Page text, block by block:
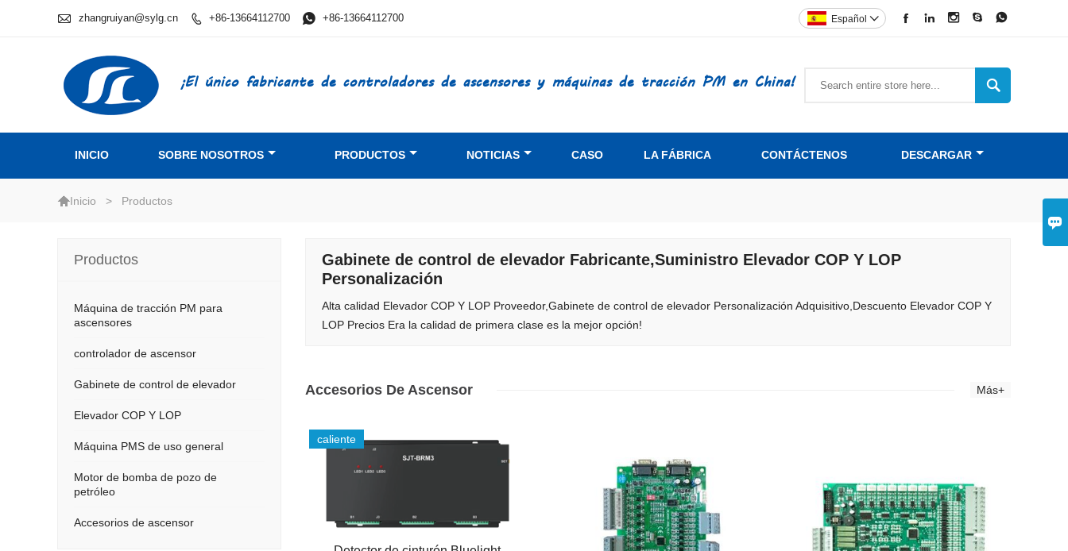

 zhangruiyan@sylg.cn  +86-13664112700  +86-13664112700     
Español 
¡El único fabricante de controladores de ascensores y máquinas de tracción PM en China! 
INICIO SOBRE NOSOTROS PRODUCTOS NOTICIAS CASO LA FÁBRICA CONTÁCTENOS DESCARGAR
Inicio > Productos
Gabinete de control de elevador Fabricante,Suministro Elevador COP Y LOP
Personalización
Alta calidad Elevador COP Y LOP Proveedor,Gabinete de control de elevador Personalización Adquisitivo,Descuento Elevador COP Y
LOP Precios Era la calidad de primera clase es la mejor opción!
Accesorios De Ascensor Más+
caliente
Productos
Máquina de tracción PM para
ascensores
controlador de ascensor
Gabinete de control de elevador
Elevador COP Y LOP
Máquina PMS de uso general
Motor de bomba de pozo de
petróleo
Accesorios de ascensor